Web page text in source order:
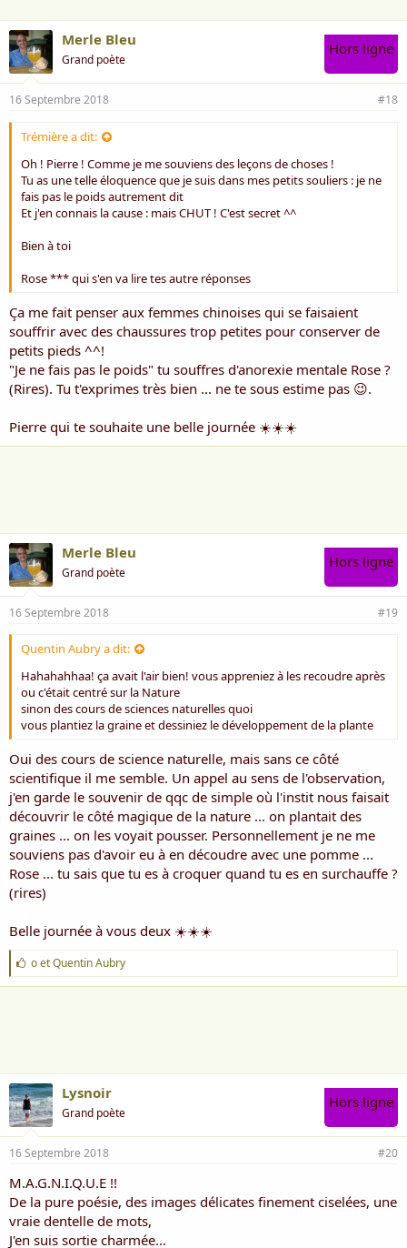
Merle Bleu
Grand poète
Hors ligne
16 Septembre 2018 #18
Trémière a dit:
Oh ! Pierre ! Comme je me souviens des leçons de choses !
Tu as une telle éloquence que je suis dans mes petits souliers : je ne
fais pas le poids autrement dit
Et j'en connais la cause : mais CHUT ! C'est secret ^^
Bien à toi
Rose *** qui s'en va lire tes autre réponses
Ça me fait penser aux femmes chinoises qui se faisaient
souffrir avec des chaussures trop petites pour conserver de
petits pieds ^^!
"Je ne fais pas le poids" tu souffres d'anorexie mentale Rose ?
(Rires). Tu t'exprimes très bien ... ne te sous estime pas 😉.
Pierre qui te souhaite une belle journée ☀️☀️☀️
Merle Bleu
Grand poète
Hors ligne
16 Septembre 2018 #19
Quentin Aubry a dit:
Hahahahhaa! ça avait l'air bien! vous appreniez à les recoudre après
ou c'était centré sur la Nature
sinon des cours de sciences naturelles quoi
vous plantiez la graine et dessiniez le développement de la plante
Oui des cours de science naturelle, mais sans ce côté
scientifique il me semble. Un appel au sens de l'observation,
j'en garde le souvenir de qqc de simple où l'instit nous faisait
découvrir le côté magique de la nature ... on plantait des
graines ... on les voyait pousser. Personnellement je ne me
souviens pas d'avoir eu à en découdre avec une pomme ...
Rose ... tu sais que tu es à croquer quand tu es en surchauffe ?
(rires)
Belle journée à vous deux ☀️☀️☀️
J
'
a
oetQuentin Aubry
Lysnoir
Grand poète
Hors ligne
16 Septembre 2018 #20
M.A.G.N.I.Q.U.E !!
De la pure poésie, des images délicates finement ciselées, une
vraie dentelle de mots,
J'en suis sortie charmée...